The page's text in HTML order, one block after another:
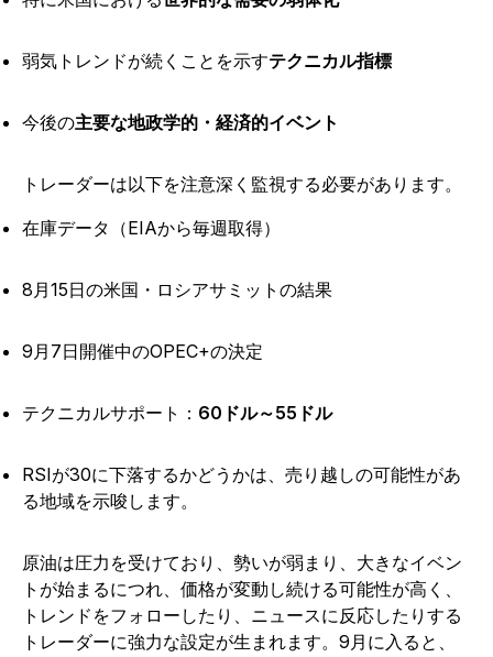
弱気トレンドが続くことを示すテクニカル指標
今後の主要な地政学的・経済的イベント
トレーダーは以下を注意深く監視する必要があります。
在庫データ（EIAから毎週取得）
8月15日の米国・ロシアサミットの結果
9月7日開催中のOPEC+の決定
テクニカルサポート： 60ドル～55ドル
RSIが30に下落するかどうかは、売り越しの可能性があ
る地域を示唆します。
原油は圧力を受けており、勢いが弱まり、大きなイベン
トが始まるにつれ、価格が変動し続ける可能性が高く、
トレンドをフォローしたり、ニュースに反応したりする
トレーダーに強力な設定が生まれます。9月に入ると、